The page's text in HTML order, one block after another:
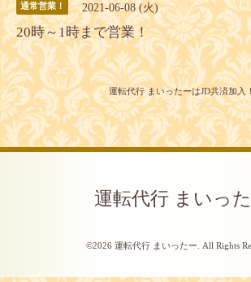
通常営業！ 2021-06-08 (火)
20時～1時まで営業！
運転代行 まいったーはJD共済加入
運転代行 まいっ
©2026 運転代行 まいったー . All Rights